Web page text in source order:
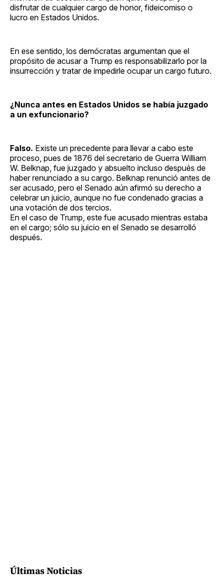
disfrutar de cualquier cargo de honor, fideicomiso o
lucro en Estados Unidos.
En ese sentido, los demócratas argumentan que el
propósito de acusar a Trump es responsabilizarlo por la
insurrección y tratar de impedirle ocupar un cargo futuro.
¿Nunca antes en Estados Unidos se había juzgado
a un exfuncionario?
Falso. Existe un precedente para llevar a cabo este
proceso, pues de 1876 del secretario de Guerra William
W. Belknap, fue juzgado y absuelto incluso después de
haber renunciado a su cargo. Belknap renunció antes de
ser acusado, pero el Senado aún afirmó su derecho a
celebrar un juicio, aunque no fue condenado gracias a
una votación de dos tercios.
En el caso de Trump, este fue acusado mientras estaba
en el cargo; sólo su juicio en el Senado se desarrolló
después.
Últimas Noticias